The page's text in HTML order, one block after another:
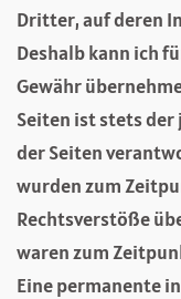
Dritter, auf deren
Deshalb kann ich
Gewähr
Seiten ist stets
der Seiten
wurden zum
Rechtsverstöße
waren zum
Eine permanente